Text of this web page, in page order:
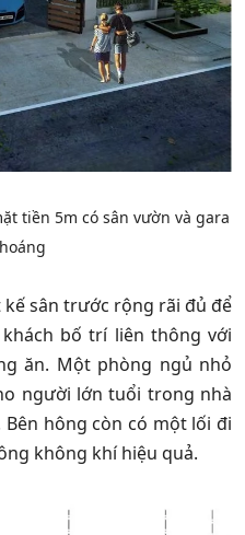
tiền 5m có sân vườn và gara
kế sân trước rộng rãi đủ để
bố trí liên thông với
ăn. Một phòng ngủ nhỏ
người lớn tuổi trong nhà
hông còn có một lối đi
không khí hiệu quả.